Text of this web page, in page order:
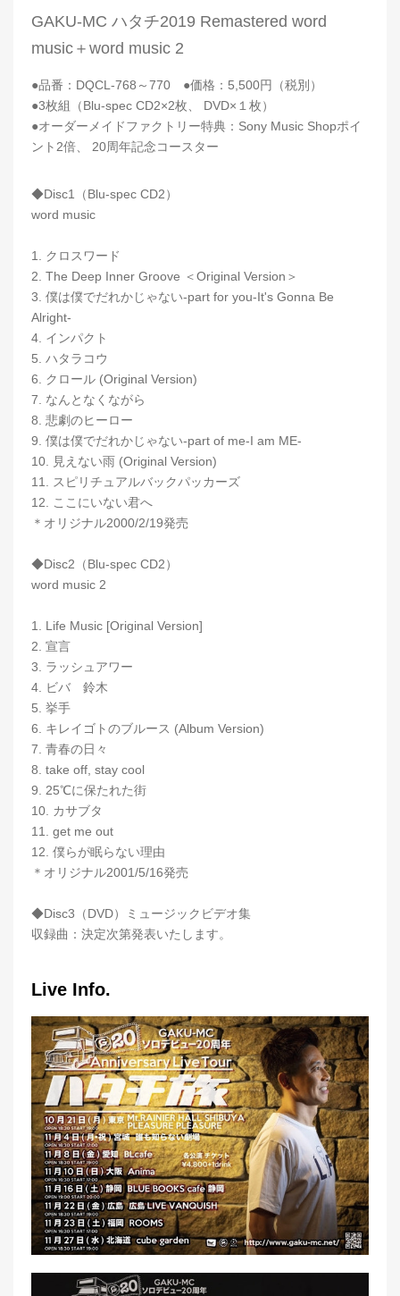
GAKU-MC ハタチ2019 Remastered word
music＋word music 2
●品番：DQCL-768～770 ●価格：5,500円（税別）
●3枚組（Blu-spec CD2×2枚、 DVD×１枚）
●オーダーメイドファクトリー特典：Sony Music Shopポイ
ント2倍、 20周年記念コースター
◆Disc1（Blu-spec CD2）
word music
1. クロスワード
2. The Deep Inner Groove ＜Original Version＞
3. 僕は僕でだれかじゃない-part for you-It's Gonna Be
Alright-
4. インパクト
5. ハタラコウ
6. クロール (Original Version)
7. なんとなくながら
8. 悲劇のヒーロー
9. 僕は僕でだれかじゃない-part of me-I am ME-
10. 見えない雨 (Original Version)
11. スピリチュアルバックパッカーズ
12. ここにいない君へ
＊オリジナル2000/2/19発売
◆Disc2（Blu-spec CD2）
word music 2
1. Life Music [Original Version]
2. 宣言
3. ラッシュアワー
4. ビバ 鈴木
5. 挙手
6. キレイゴトのブルース (Album Version)
7. 青春の日々
8. take off, stay cool
9. 25℃に保たれた街
10. カサブタ
11. get me out
12. 僕らが眠らない理由
＊オリジナル2001/5/16発売
◆Disc3（DVD）ミュージックビデオ集
収録曲：決定次第発表いたします。
Live Info.